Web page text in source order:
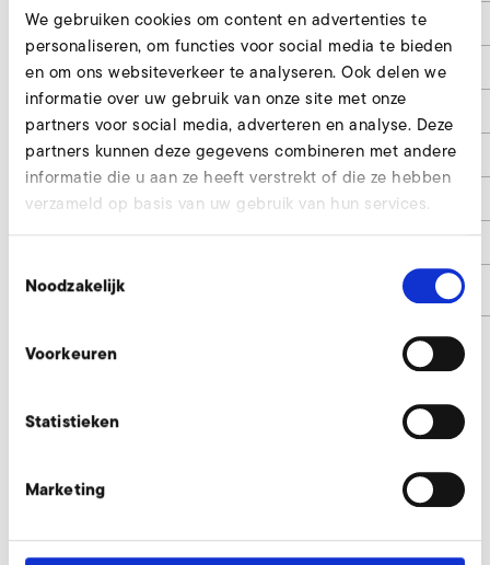
We gebruiken cookies om content en advertenties te
personaliseren, om functies voor social media te bieden
en om ons websiteverkeer te analyseren. Ook delen we
informatie over uw gebruik van onze site met onze
partners voor social media, adverteren en analyse. Deze
partners kunnen deze gegevens combineren met andere
informatie die u aan ze heeft verstrekt of die ze hebben
verzameld op basis van uw gebruik van hun services.
Noodzakelijk
Voorkeuren
Statistieken
Marketing
d3
a
b
c
e
Artikelnummer
7
430
340
0
360
9022493